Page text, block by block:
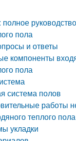
пола
и ответы
компоненты
пола
система полов
работы
теплого пола
укладки